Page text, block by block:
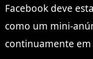
Facebook deve
como um mini-
continuamente